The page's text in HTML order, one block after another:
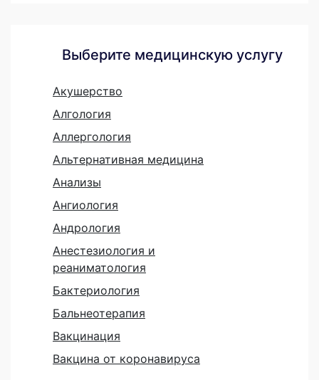
Выберите медицинскую услугу
Акушерство
Алгология
Аллергология
Альтернативная медицина
Анализы
Ангиология
Андрология
Анестезиология и
реаниматология
Бактериология
Бальнеотерапия
Вакцинация
Вакцина от коронавируса